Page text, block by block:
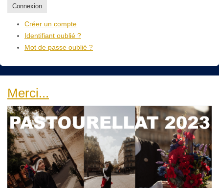
Connexion
Créer un compte
Identifiant oublié ?
Mot de passe oublié ?
Merci...